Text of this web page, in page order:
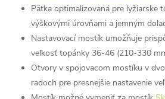
Pätka optimalizovaná pre lyžiarske
výškovými úrovňami a jemným
Nastavovací mostík umožňuje
veľkosť topánky 36-46 (210-330
Otvory v spojovacom mostíku v
radoch pre presnejšie nastavenie